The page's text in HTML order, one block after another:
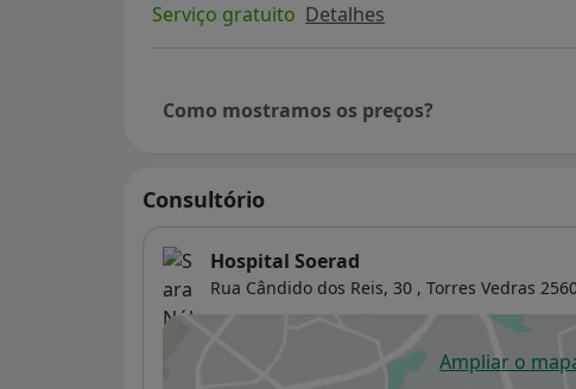
Serviço gratuito Detalhes
Como mostramos os preços?
Consultório
Hospital Soerad
Rua Cândido dos Reis, 30 , Torres Vedras
Ampliar oabre